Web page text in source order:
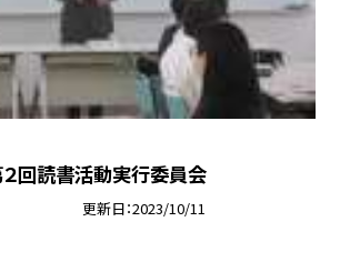
２回読書活動実行委員会
更新日 2023/10/11